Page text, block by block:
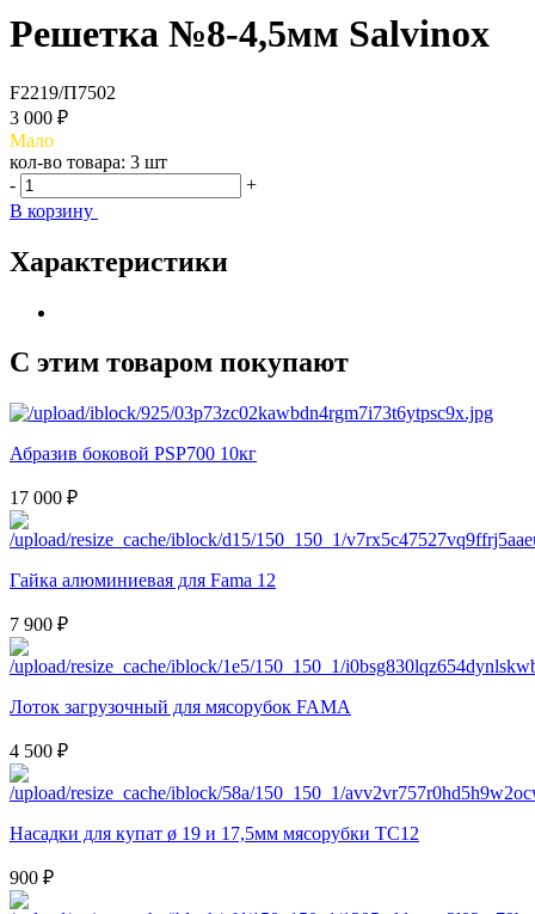
Решетка №8-4,5мм Salvinox
F2219/П7502
3 000 ₽
Мало
кол-во товара: 3 шт
-
+
В корзину
Характеристики
С этим товаром покупают
Абразив боковой PSP700 10кг
17 000 ₽
Гайка алюминиевая для Fama 12
7 900 ₽
Лоток загрузочный для мясорубок FAMA
4 500 ₽
Насадки для купат ø 19 и 17,5мм мясорубки TC12
900 ₽